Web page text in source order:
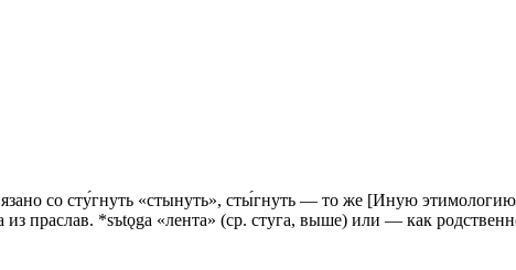
со сту́гнуть «стынуть», сты́гнуть — то же [Иную
праслав. *sъtǫga «лента» (ср. стуга, выше) или — как